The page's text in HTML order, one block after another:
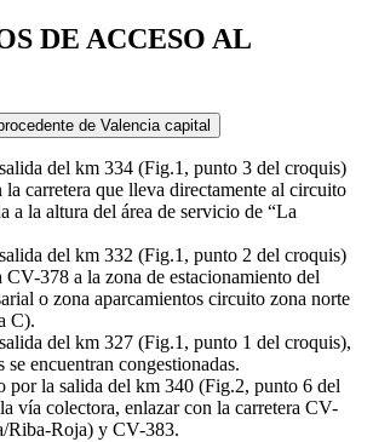
DE ACCESO AL
de Valencia capital
del km 334 (Fig.1, punto 3 del croquis)
la carretera que lleva directamente al circuito
a la altura del área de servicio de “La
del km 332 (Fig.1, punto 2 del croquis)
CV-378 a la zona de estacionamiento del
o zona aparcamientos circuito zona norte
C).
del km 327 (Fig.1, punto 1 del croquis),
se encuentran congestionadas.
por la salida del km 340 (Fig.2, punto 6 del
vía colectora, enlazar con la carretera CV-
Riba-Roja) y CV-383.